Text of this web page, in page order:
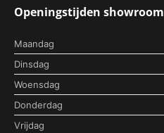
Openingstijden showroom
Maandag
Dinsdag
Woensdag
Donderdag
Vrijdag